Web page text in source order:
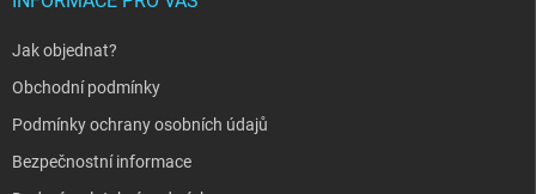
Jak objednat?
Obchodní podmínky
Podmínky ochrany osobních údajů
Bezpečnostní informace